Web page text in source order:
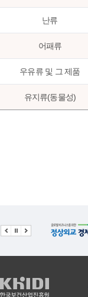
난류
어패류
우유류 및 그 제품
유지류(동물성)